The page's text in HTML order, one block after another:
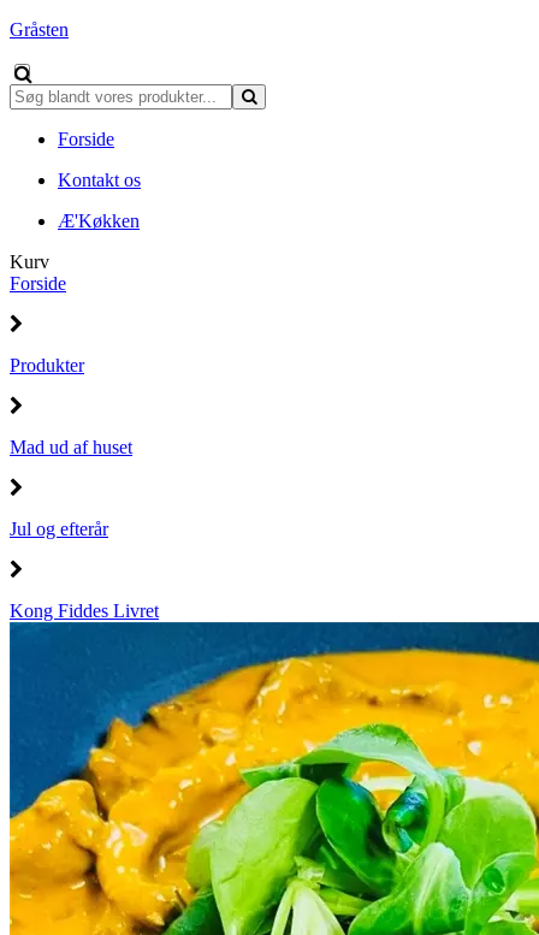
Gråsten
Forside
Kontakt os
Æ'Køkken
Kurv
Forside
Produkter
Mad ud af huset
Jul og efterår
Kong Fiddes Livret